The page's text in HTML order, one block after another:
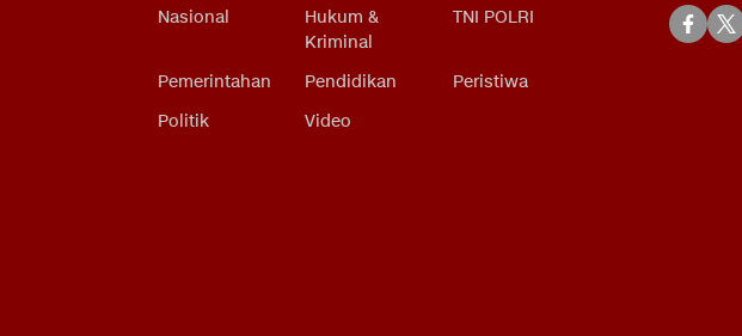
Nasional
Hukum &
Kriminal
TNI POLRI
Pemerintahan Pendidikan
Peristiwa
Politik
Video